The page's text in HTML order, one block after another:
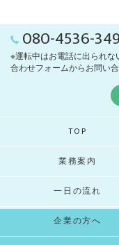
080-4536-
※運転中はお電話に出られ
合わせフォームからお問い
TOP
業務案内
一日の流れ
企業の方へ